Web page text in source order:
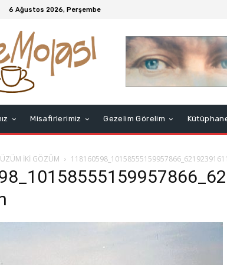
6 Ağustos 2026, Perşembe
Misafirlerimiz Gezelim Görelim
İKİ GÖZÜM